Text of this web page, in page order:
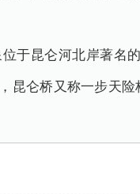
于昆仑河北岸著名
昆仑桥又称一步天